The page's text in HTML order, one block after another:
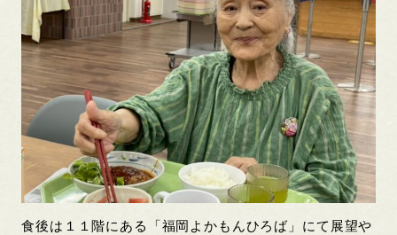
食後は１１階にある「福岡よかもんひろば」にて展望や